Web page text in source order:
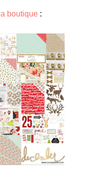
la boutique :